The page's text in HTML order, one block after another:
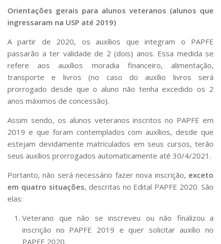
Divisões e Seções
Comissões Internas
Pessoas
Serviços
Biblioteca
Segurança e Acessos
Obras e Manutenção
Transporte, Moradia e Alimentação
Promoção Social
Saúde Mental
Resíduos Químicos
Creche e Pré-Escola
Orientações gerais para alunos veteranos (alunos que
ingressaram na USP até 2019)
A partir de 2020, os auxílios que integram o PAPFE
passarão a ter validade de 2 (dois) anos. Essa medida se
refere aos auxílios moradia financeiro, alimentação,
transporte e livros (no caso do auxílio livros será
prorrogado desde que o aluno não tenha excedido os 2
anos máximos de concessão).
Assim sendo, os alunos veteranos inscritos no PAPFE em
2019 e que foram contemplados com auxílios, desde que
estejam devidamente matriculados em seus cursos, terão
seus auxílios prorrogados automaticamente até 30/4/2021.
Portanto, não será necessário fazer nova inscrição, exceto
em quatro situações, descritas no Edital PAPFE 2020. São
elas:
Veterano que não se inscreveu ou não finalizou a
inscrição no PAPFE 2019 e quer solicitar auxílio no
PAPFE 2020.